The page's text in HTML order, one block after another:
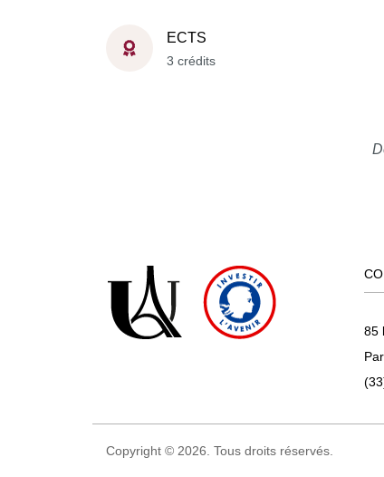
ECTS
3 crédits
85
Copyright © 2026. Tous droits réservés.